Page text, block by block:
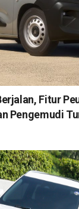
Fitur
Pengemudi